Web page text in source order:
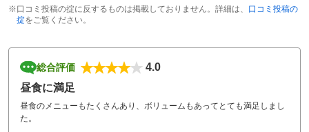
※口コミ投稿の掟に反するものは掲載しておりません。詳細は、 口コミ投稿の
掟をご覧ください。
総合評価
4.0
昼食に満足
昼食のメニューもたくさんあり、ボリュームもあってとても満足しまし
た。